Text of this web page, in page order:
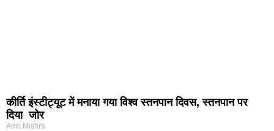
कीर्ति इंस्टीट्यूट में मनाया गया विश्व स्तनपान दिवस, स्तनपान पर
दिया जोर
Amit Mishra